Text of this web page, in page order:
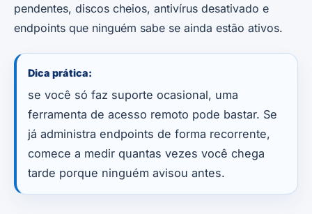
pendentes, discos cheios, antivírus desativado e
endpoints que ninguém sabe se ainda estão ativos.
Dica prática:
se você só faz suporte ocasional, uma
ferramenta de acesso remoto pode bastar. Se
já administra endpoints de forma recorrente,
comece a medir quantas vezes você chega
tarde porque ninguém avisou antes.